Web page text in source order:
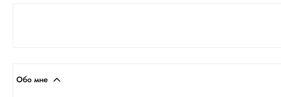
Обо мне